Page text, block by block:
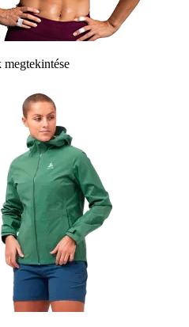
megtekintése